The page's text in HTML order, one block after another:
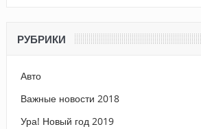
РУБРИКИ
Авто
Важные новости 2018
Ура! Новый год 2019